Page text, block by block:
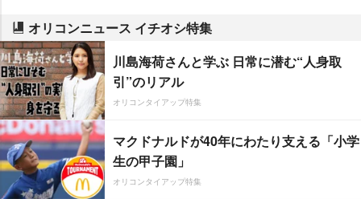
オリコンニュース イチオシ特集
川島海荷さんと学ぶ 日常に潜む“人身取
引”のリアル
オリコンタイアップ特集
マクドナルドが40年にわたり支える「小学
生の甲子園」
オリコンタイアップ特集